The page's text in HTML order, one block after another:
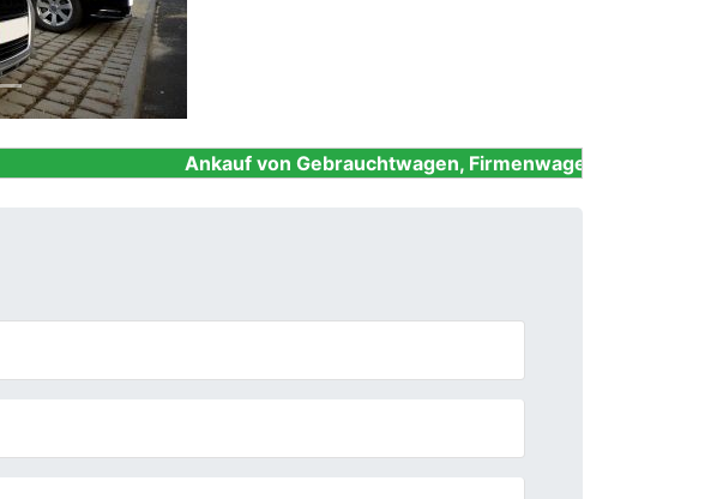
Ankauf von Gebrauchtwagen, Firmenwagen, Unfallwagen,